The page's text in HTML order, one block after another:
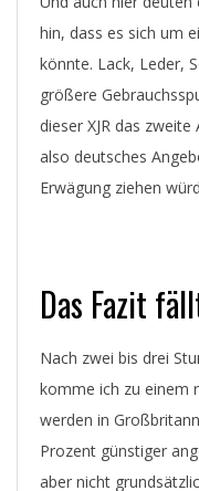
hin, dass es sich um
könnte. Lack, Leder,
größere
dieser XJR das
also deutsches
Erwägung ziehen
Das Fazit
Nach zwei bis drei
komme ich zu einem
werden in
Prozent günstiger
aber nicht